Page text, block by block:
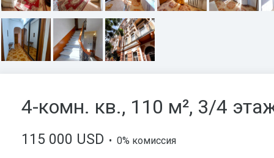
4-комн. кв., 110 м², 3/4
115 000 USD • 0% комиссия